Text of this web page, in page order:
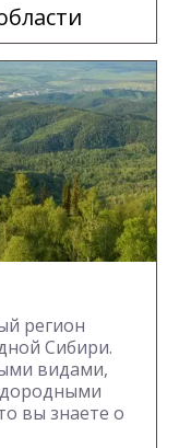
регион
Сибири.
видами,
вы знаете о